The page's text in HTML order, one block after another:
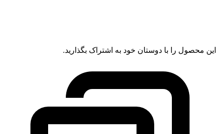
این محصول را با دوستان خود به اشتراک بگذارید.